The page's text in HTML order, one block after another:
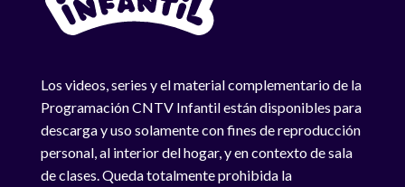
Los videos, series y el material complementario de la
Programación CNTV Infantil están disponibles para
descarga y uso solamente con fines de reproducción
personal, al interior del hogar, y en contexto de sala
de clases. Queda totalmente prohibida la